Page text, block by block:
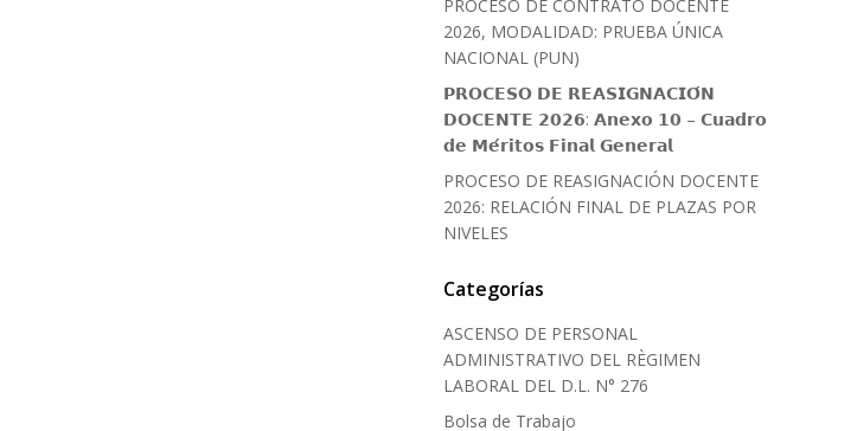
PROCESO DE CONTRATO DOCENTE
2026, MODALIDAD: PRUEBA ÚNICA
NACIONAL (PUN)
𝗣𝗥𝗢𝗖𝗘𝗦𝗢 𝗗𝗘 𝗥𝗘𝗔𝗦𝗜𝗚𝗡𝗔𝗖𝗜𝗢́𝗡
𝗗𝗢𝗖𝗘𝗡𝗧𝗘 𝟮𝟬𝟮𝟲: 𝗔𝗻𝗲𝘅𝗼 𝟭𝟬 – 𝗖𝘂𝗮𝗱𝗿𝗼
𝗱𝗲 𝗠𝗲́𝗿𝗶𝘁𝗼𝘀 𝗙𝗶𝗻𝗮𝗹 𝗚𝗲𝗻𝗲𝗿𝗮𝗹
PROCESO DE REASIGNACIÓN DOCENTE
2026: RELACIÓN FINAL DE PLAZAS POR
NIVELES
Categorías
ASCENSO DE PERSONAL
ADMINISTRATIVO DEL RÈGIMEN
LABORAL DEL D.L. N° 276
Bolsa de Trabajo